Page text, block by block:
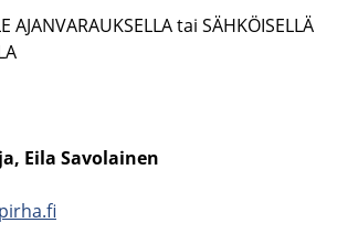
AJAN­VA­RAUK­SEL­LA tai SÄH­KÖI­SEL­LÄ
Eila Sa­vo­lai­nen